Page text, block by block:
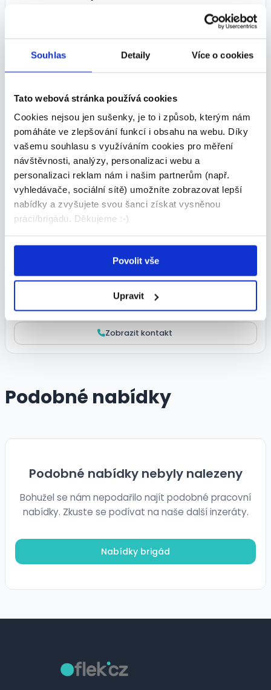
Souhlas Detaily Více o cookies
Tato webová stránka používá cookies
Cookies nejsou jen sušenky, je to i způsob, kterým nám
pomáháte ve zlepšování funkcí i obsahu na webu. Díky
vašemu souhlasu s využíváním cookies pro měření
návštěvnosti, analýzy, personalizaci webu a
personalizaci reklam nám i našim partnerům (např.
vyhledávače, sociální sítě) umožníte zobrazovat lepší
nabídky a zvyšujete svou šanci získat vysněnou
práci/brigádu. Děkujeme :-)
Povolit vše
Upravit
ÚVAZEK:
MÍSTO VÝKONU:
Železné (Brno - venkov), Tišnov
TERMÍN NÁSTUPU:
Dle domluvy
Veronika Kotučová
Zobrazit kontakt
Podobné nabídky
Podobné nabídky nebyly nalezeny
Bohužel se nám nepodařilo najít podobné pracovní
nabídky. Zkuste se podívat na naše další inzeráty.
Nabídky brigád